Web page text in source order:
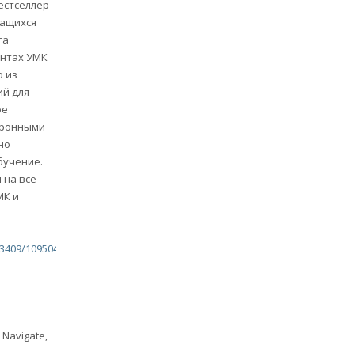
УМК
из
для
все
и
10950421